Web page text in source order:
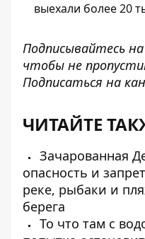
выехали более 20
Подписывайтесь
чтобы не
Подписаться на
ЧИТАЙТЕ
Зачарованная
опасность и
реке, рыбаки и
берега
То что там с